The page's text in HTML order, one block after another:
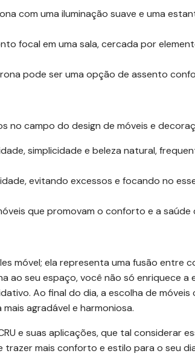
com uma iluminação suave e uma
focal em uma sala, cercada por
pode ser uma opção de assento
no campo do design de móveis e
simplicidade e beleza natural,
evitando excessos e focando no
que promovam o conforto e a saúde
móvel; ela representa uma fusão entre
ao seu espaço, você não só enriquece a
Ao final do dia, a escolha de móveis
agradável e harmoniosa.
e suas aplicações, que tal considerar
mais conforto e estilo para o seu